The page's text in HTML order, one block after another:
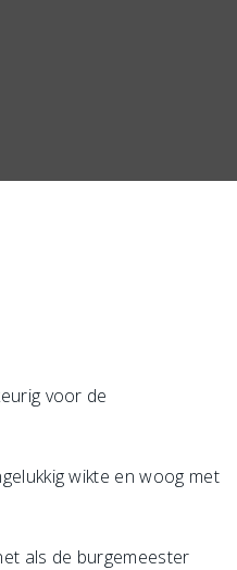
voor de
wikte en woog met
als de burgemeester